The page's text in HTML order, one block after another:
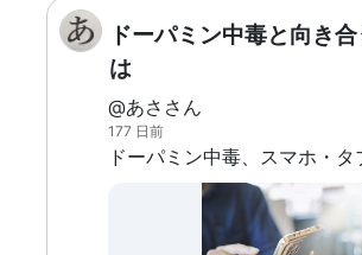
ドーパミン中毒と向き
は
@あささん
177 日前